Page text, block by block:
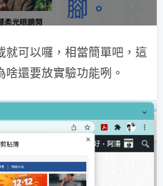
就可以囉，相當簡單吧，這
還要放實驗功能咧。